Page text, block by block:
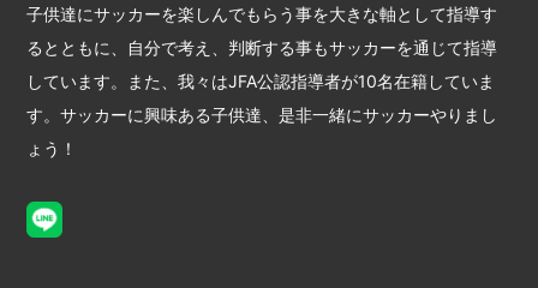
子供達にサッカーを楽しんでもらう事を大きな軸として指導す
るとともに、自分で考え、判断する事もサッカーを通じて指導
しています。また、我々はJFA公認指導者が10名在籍していま
す。サッカーに興味ある子供達、是非一緒にサッカーやりまし
ょう！